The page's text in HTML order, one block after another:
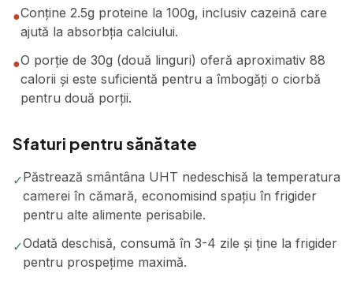
●Conține 2.5g proteine la 100g, inclusiv cazeină care
ajută la absorbția calciului.
●O porție de 30g (două linguri) oferă aproximativ 88
calorii și este suficientă pentru a îmbogăți o ciorbă
pentru două porții.
Sfaturi pentru sănătate
✓Păstrează smântâna UHT nedeschisă la temperatura
camerei în cămară, economisind spațiu în frigider
pentru alte alimente perisabile.
✓Odată deschisă, consumă în 3-4 zile și ține la frigider
pentru prospețime maximă.